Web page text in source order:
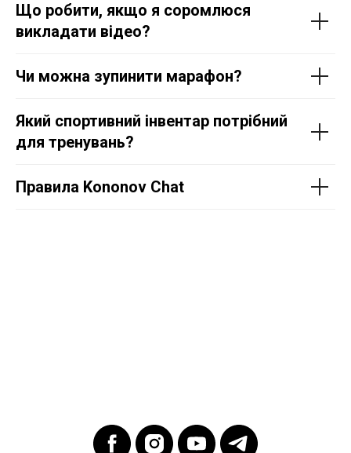
Що робити, якщо я соромлюся
викладати відео?
Чи можна зупинити марафон?
Який спортивний інвентар потрібний
для тренувань?
Правила Kononov Chat